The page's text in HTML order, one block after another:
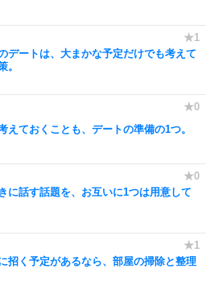
デートは、大まかな予定だけでも考えて
。
えておくことも、デートの準備の1つ。
に話す話題を、お互いに1つは用意して
招く予定があるなら、部屋の掃除と整理